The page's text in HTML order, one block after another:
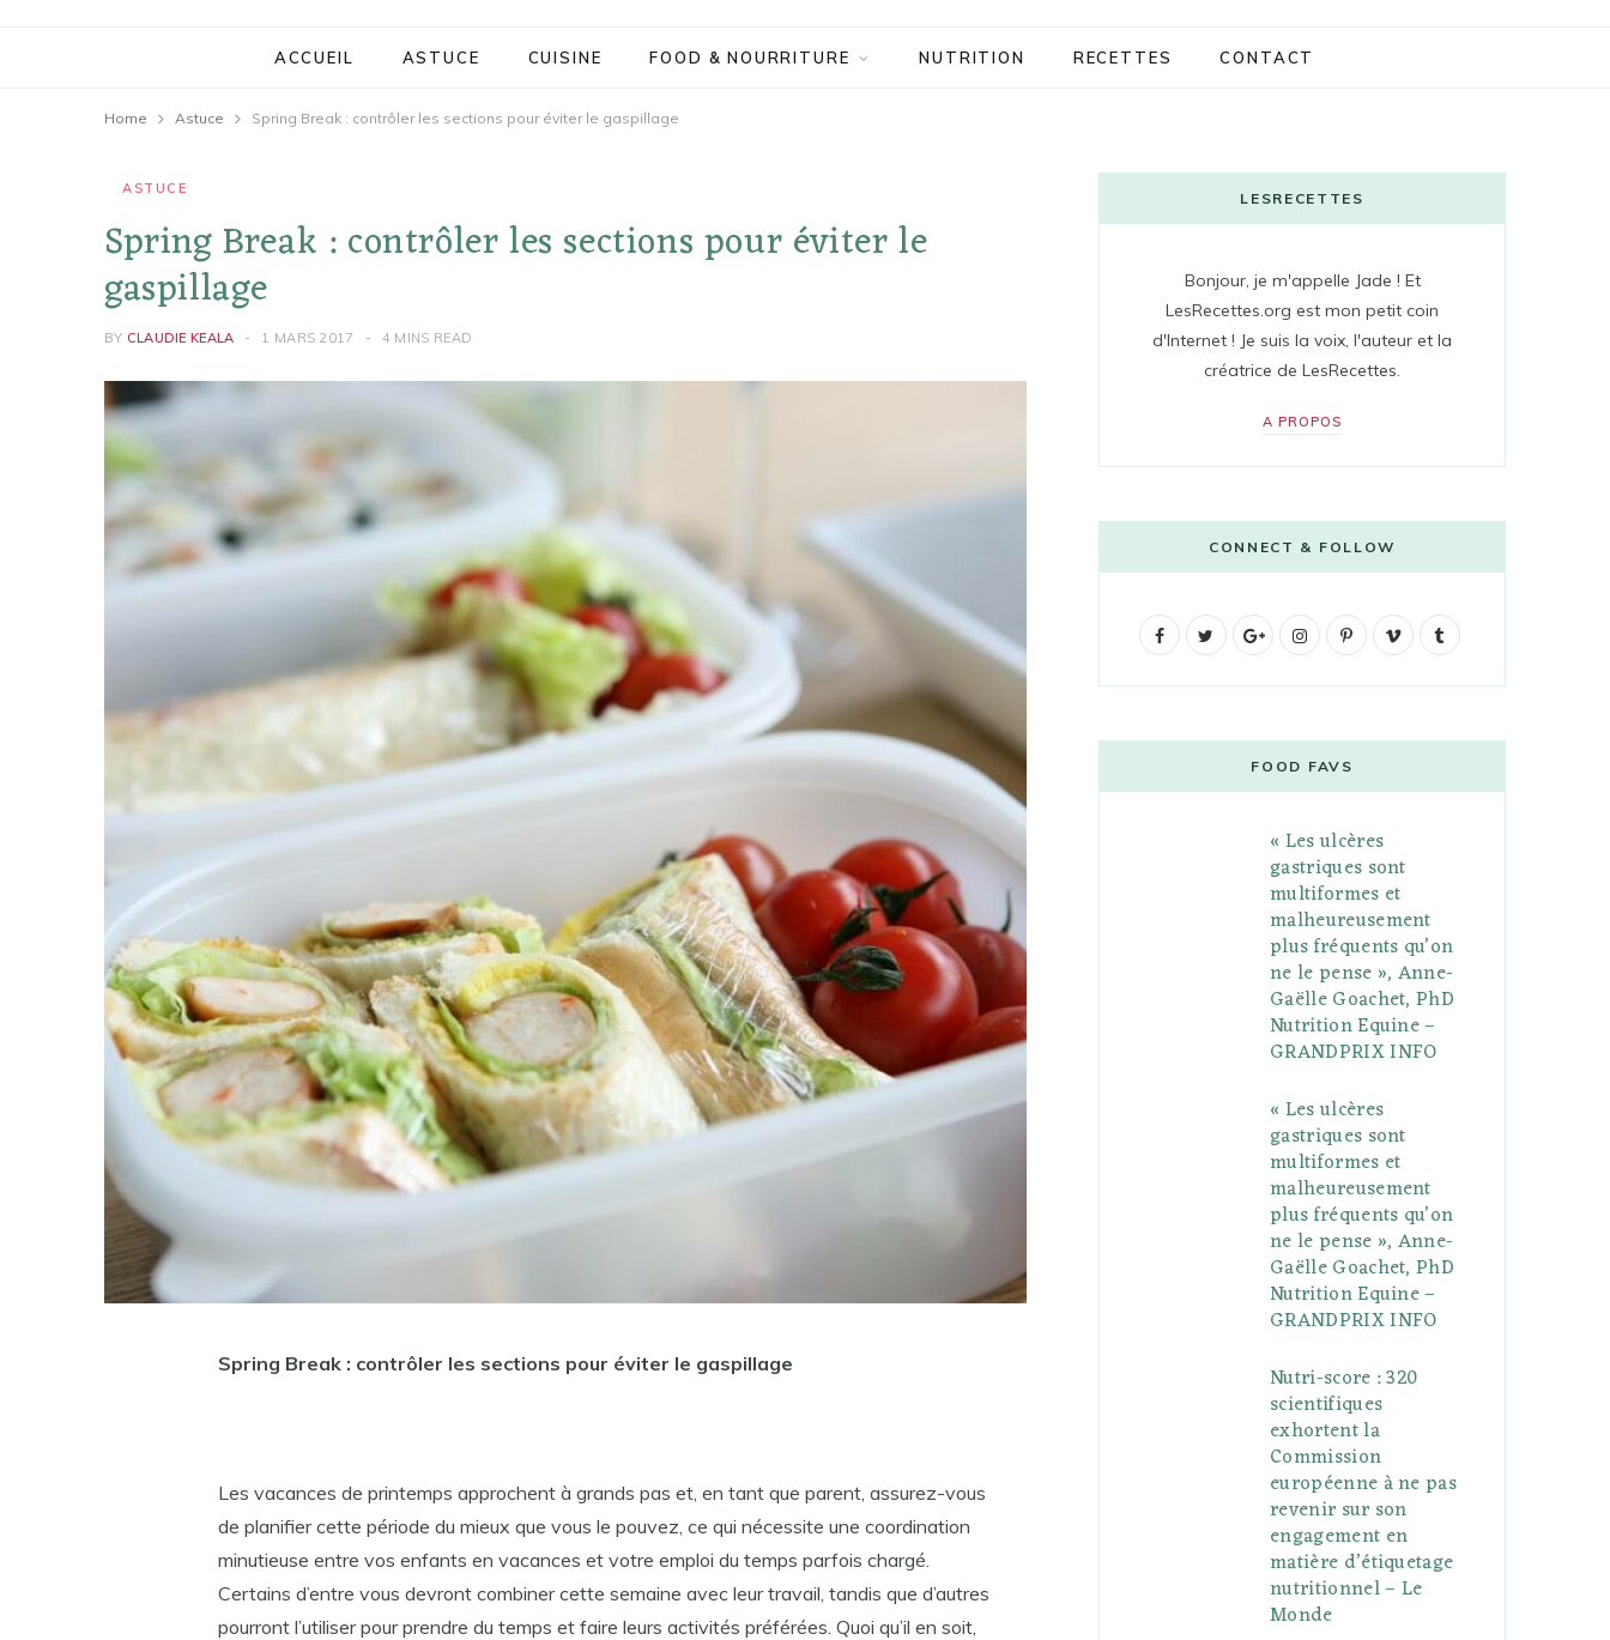
ACCUEIL ASTUCE CUISINE FOOD & NOURRITURE NUTRITION RECETTES CONTACT
Home Astuce Spring Break : contrôler les sections pour éviter le gaspillage
ASTUCE
Spring Break : contrôler les sections pour éviter le
gaspillage
BY CLAUDIE KEALA 1 MARS 2017 4 MINS READ
Spring Break : contrôler les sections pour éviter le gaspillage
Les vacances de printemps approchent à grands pas et, en tant que parent, assurez-vous
de planifier cette période du mieux que vous le pouvez, ce qui nécessite une coordination
minutieuse entre vos enfants en vacances et votre emploi du temps parfois chargé.
Certains d’entre vous devront combiner cette semaine avec leur travail, tandis que d’autres
pourront l’utiliser pour prendre du temps et faire leurs activités préférées. Quoi qu’il en soit,
LESRECETTES
Bonjour, je m'appelle Jade ! Et
LesRecettes.org est mon petit coin
d'Internet ! Je suis la voix, l'auteur et la
créatrice de LesRecettes.
A PROPOS
CONNECT & FOLLOW
F
b
t
G
g
l
e
P
u
s
I
t
a
g
r
a
P
e
r
e
s
V
o
l
FOOD FAVS
« Les ulcères
gastriques sont
multiformes et
malheureusement
plus fréquents qu’on
ne le pense », Anne-
Gaëlle Goachet, PhD
Nutrition Equine –
GRANDPRIX INFO
« Les ulcères
gastriques sont
multiformes et
malheureusement
plus fréquents qu’on
ne le pense », Anne-
Gaëlle Goachet, PhD
Nutrition Equine –
GRANDPRIX INFO
Nutri-score : 320
scientifiques
exhortent la
Commission
européenne à ne pas
revenir sur son
engagement en
matière d’étiquetage
nutritionnel – Le
Monde